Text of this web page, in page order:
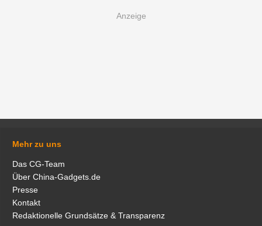
Mehr zu uns
Das CG-Team
Über China-Gadgets.de
Presse
Kontakt
Redaktionelle Grundsätze & Transparenz